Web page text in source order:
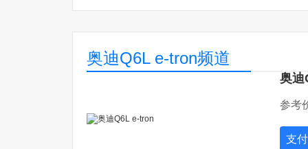
奥迪Q6L e-tron频道
奥
参考
支